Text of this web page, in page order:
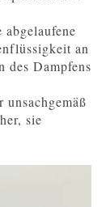
an
des Dampfens
sie